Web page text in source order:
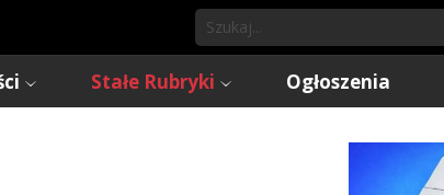
Stałe Rubryki Ogłoszenia